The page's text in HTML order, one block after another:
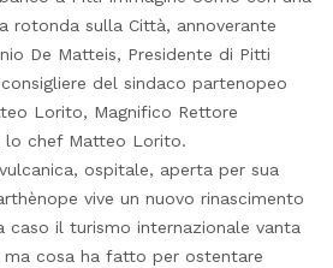
rotonda sulla Città, annoverante
De Matteis, Presidente di Pitti
del sindaco partenopeo
Lorito, Magnifico Rettore
lo chef Matteo Lorito.
ospitale, aperta per sua
vive un nuovo rinascimento
caso il turismo internazionale vanta
ma cosa ha fatto per ostentare